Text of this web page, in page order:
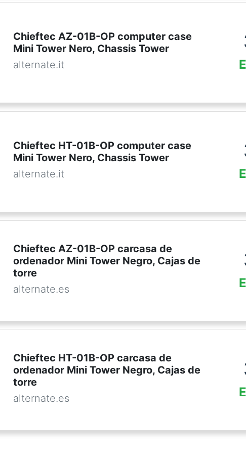
Chieftec AZ-01B-OP computer case
Mini Tower Nero, Chassis Tower
alternate.it
Chieftec HT-01B-OP computer case
Mini Tower Nero, Chassis Tower
alternate.it
Chieftec AZ-01B-OP carcasa de
ordenador Mini Tower Negro, Cajas de
torre
alternate.es
Chieftec HT-01B-OP carcasa de
ordenador Mini Tower Negro, Cajas de
torre
alternate.es